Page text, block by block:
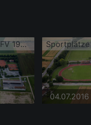
Sportplätze des FV 1922 Leutershausen eV
04.07.2016